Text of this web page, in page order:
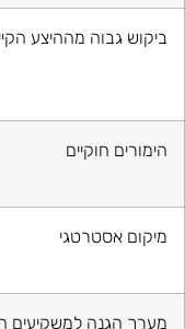
ביקוש גבוה מההיצע
הימורים חוקיים
מיקום אסטרטגי
מערך הגנה למשקיעים